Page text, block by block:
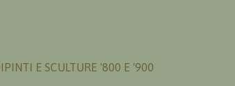
E SCULTURE '800 E '900